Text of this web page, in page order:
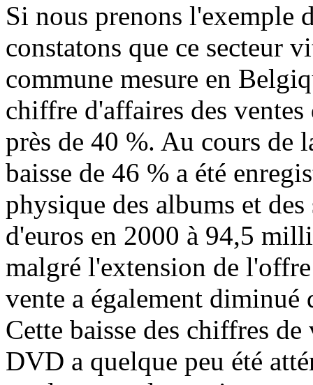
Si nous prenons l'exemple
constatons que ce secteur
commune mesure en
chiffre d'affaires des
près de 40 %. Au cours de
baisse de 46 % a été
physique des albums et
d'euros en 2000 à 94,5
malgré l'extension de
vente a également
Cette baisse des chiffres
DVD a quelque peu été